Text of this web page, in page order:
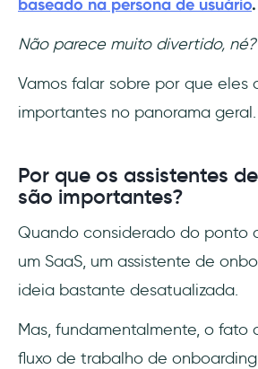
baseado na persona de usuário.
Não parece muito divertido, né?
Vamos falar sobre por que eles
importantes no panorama geral.
Por que os assistentes
são importantes?
Quando considerado do ponto
um SaaS, um assistente de
ideia bastante desatualizada.
Mas, fundamentalmente, o fato
fluxo de trabalho de